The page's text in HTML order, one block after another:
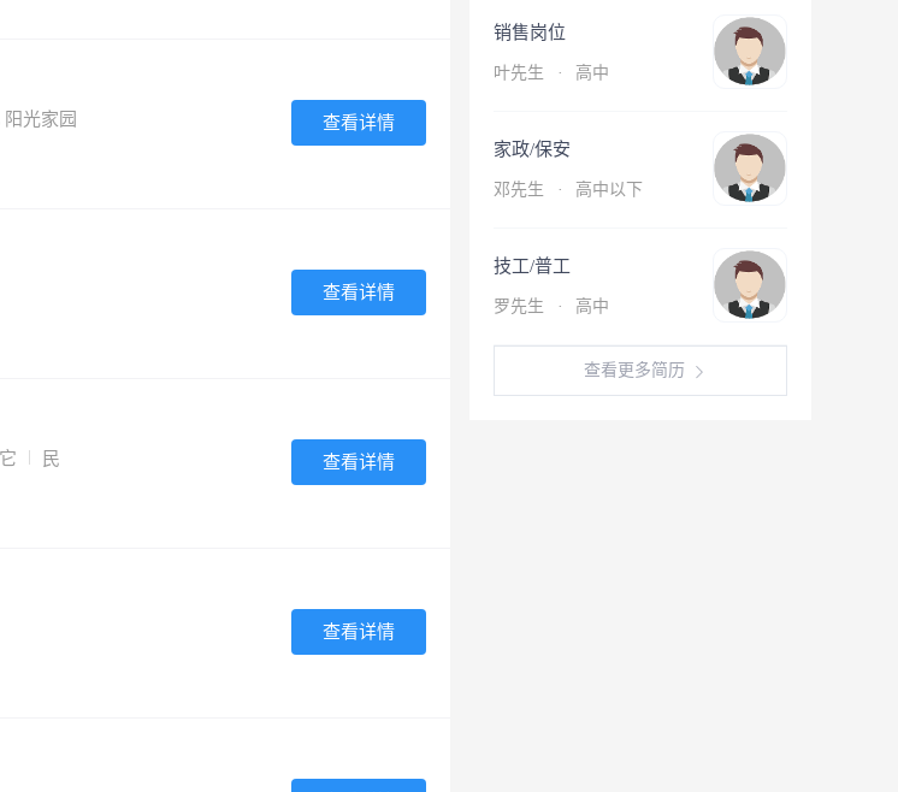
销售岗位
叶先生 · 高中
家政/保安
邓先生 · 高中以下
技工/普工
罗先生 · 高中
查看更多简历
光家园
查看详情
查看详情
民
查看详情
查看详情